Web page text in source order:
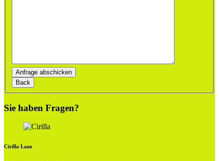
Bitte
lasse
dieses
leer.
Sie haben Fragen?
Cirilla Lanz